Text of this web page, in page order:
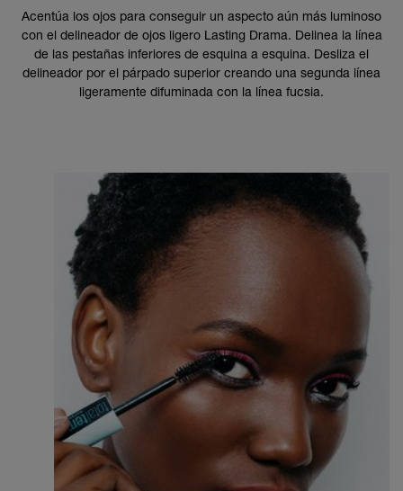
Acentúa los ojos para conseguir un aspecto aún más luminoso
con el delineador de ojos ligero Lasting Drama. Delinea la línea
de las pestañas inferiores de esquina a esquina. Desliza el
delineador por el párpado superior creando una segunda línea
ligeramente difuminada con la línea fucsia.